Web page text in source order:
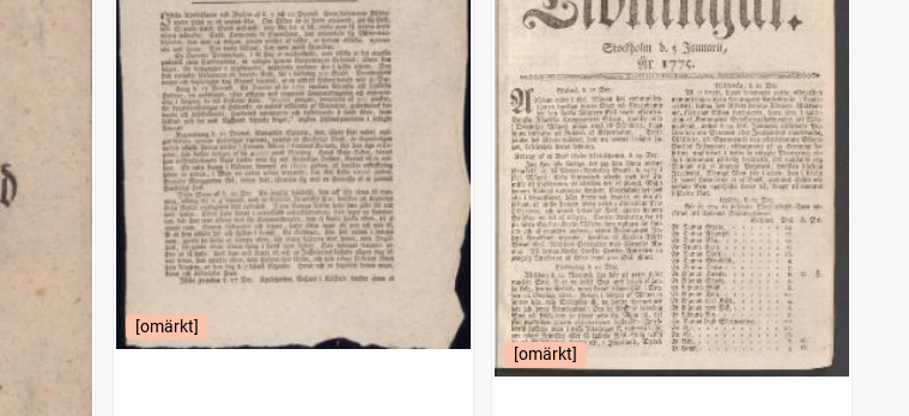
[omärkt]
[omärkt]